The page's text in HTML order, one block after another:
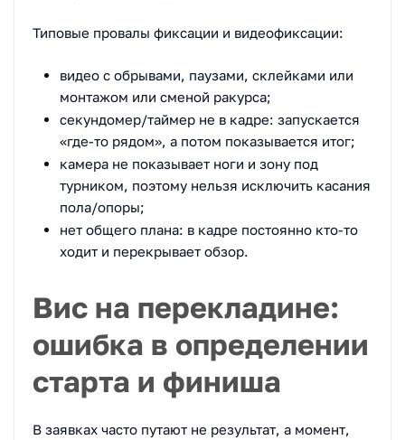
Типовые провалы фиксации и видеофиксации:
видео с обрывами, паузами, склейками или
монтажом или сменой ракурса;
секундомер/таймер не в кадре: запускается
«где-то рядом», а потом показывается итог;
камера не показывает ноги и зону под
турником, поэтому нельзя исключить касания
пола/опоры;
нет общего плана: в кадре постоянно кто-то
ходит и перекрывает обзор.
Вис на перекладине:
ошибка в определении
старта и финиша
В заявках часто путают не результат, а момент,